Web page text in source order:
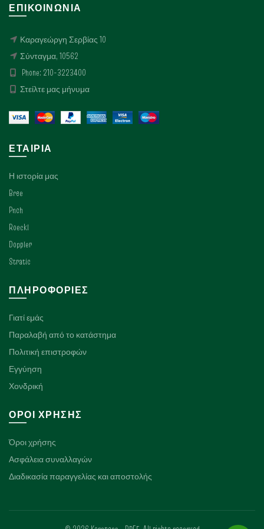
ΕΠΙΚΟΙΝΩΝΊΑ
Καραγεώργη Σερβίας 10
Σύνταγμα, 10562
Phone: 210-3223400
Στείλτε μας μήνυμα
ΕΤΑΙΡΊΑ
Η ιστορία μας
Bree
Pnch
Roeckl
Doppler
Stratic
ΠΛΗΡΟΦΟΡΊΕΣ
Γιατί εμάς
Παραλαβή από το κατάστημα
Πολιτική επιστροφών
Εγγύηση
Χονδρική
ΌΡΟΙ ΧΡΉΣΗΣ
Όροι χρήσης
Ασφάλεια συναλλαγών
Διαδικασία παραγγελίας και αποστολής